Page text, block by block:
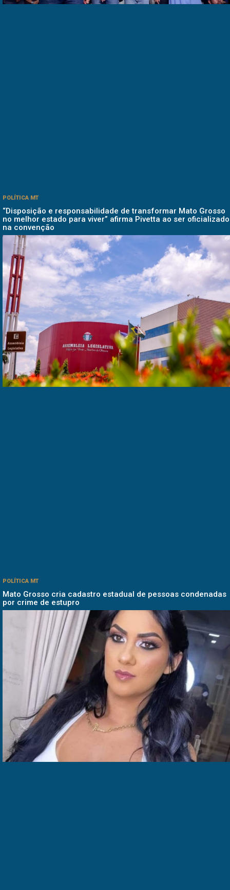
POLÍTICA MT
“Disposição e responsabilidade de transformar Mato Grosso
no melhor estado para viver” afirma Pivetta ao ser oficializado
na convenção
POLÍTICA MT
Mato Grosso cria cadastro estadual de pessoas condenadas
por crime de estupro